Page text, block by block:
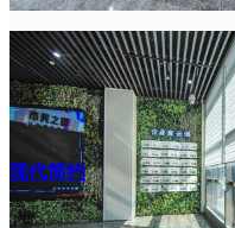
现代简约